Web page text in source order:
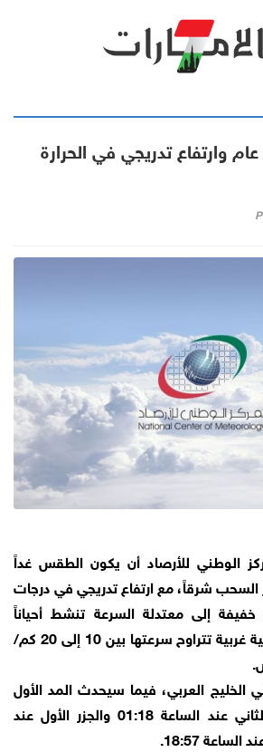
وارتفاع تدريجي في الحرارة
الوطني للأرصاد أن يكون الطقس غداً
شرقاً، مع ارتفاع تدريجي في درجات
خفيفة إلى معتدلة السرعة تنشط أحياناً
جنوبية شرقية – شمالية غربية تتراوح سرعتها بين 10 إلى 20 كم/
الخليج العربي، فيما سيحدث المد الأول
عند الساعة 15:02 والثاني عند الساعة 01:18 والجزر الأول عند